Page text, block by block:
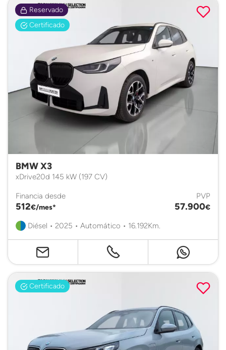
Reservado
Certificado
BMW X3
xDrive20d 145 kW (197 CV)
Financia desde
512€/mes*
PVP
57.900€
Diésel • 2025 • Automático • 16.192Km.
Certificado